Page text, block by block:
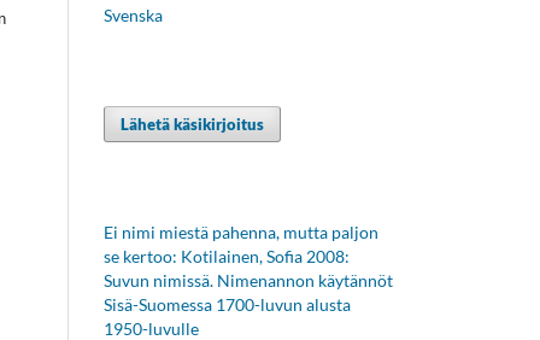
Svenska
Lähetä käsikirjoitus
Ei nimi miestä pahenna, mutta paljon
se kertoo: Kotilainen, Sofia 2008:
Suvun nimissä. Nimenannon käytännöt
Sisä-Suomessa 1700-luvun alusta
1950-luvulle